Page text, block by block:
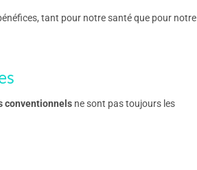
tant pour notre santé que pour notre
conventionnelsne sont pas toujours les